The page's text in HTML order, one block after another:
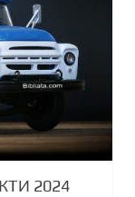
2024